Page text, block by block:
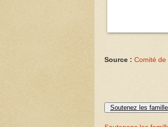
Source : Comité de
Soutenez les